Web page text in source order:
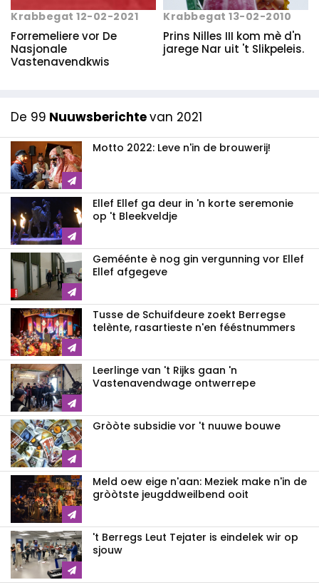
Krabbegat 12-02-2021
Forremeliere vor De
Nasjonale
Vastenavendkwis
Krabbegat 13-02-2010
Prins Nilles III kom mè d'n
jarege Nar uit 't Slikpeleis.
De 99 Nuuwsberichtevan 2021
Motto 2022: Leve n'in de brouwerij!
Ellef Ellef ga deur in 'n korte seremonie
op 't Bleekveldje
Geméénte è nog gin vergunning vor Ellef
Ellef afgegeve
Tusse de Schuifdeure zoekt Berregse
telènte, rasartieste n'en fééstnummers
Leerlinge van 't Rijks gaan 'n
Vastenavendwage ontwerrepe
Gròòte subsidie vor 't nuuwe bouwe
Meld oew eige n'aan: Meziek make n'in de
gròòtste jeugddweilbend ooit
't Berregs Leut Tejater is eindelek wir op
sjouw